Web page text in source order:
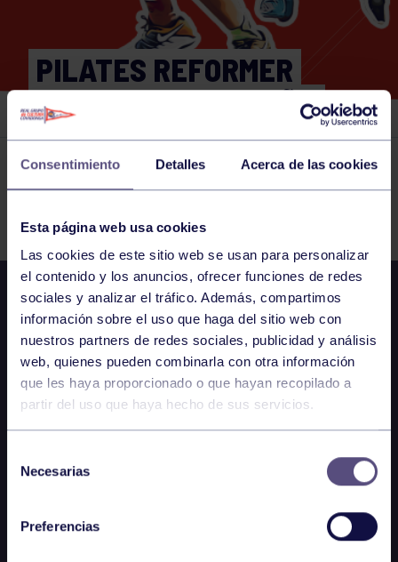
Consentimiento Detalles Acerca de las cookies
Esta página web usa cookies
Las cookies de este sitio web se usan para personalizar
el contenido y los anuncios, ofrecer funciones de redes
sociales y analizar el tráfico. Además, compartimos
información sobre el uso que haga del sitio web con
nuestros partners de redes sociales, publicidad y análisis
web, quienes pueden combinarla con otra información
que les haya proporcionado o que hayan recopilado a
partir del uso que haya hecho de sus servicios.
Necesarias
Preferencias
PILATES REFORMER
19:00. GRUPO BEGOÑA